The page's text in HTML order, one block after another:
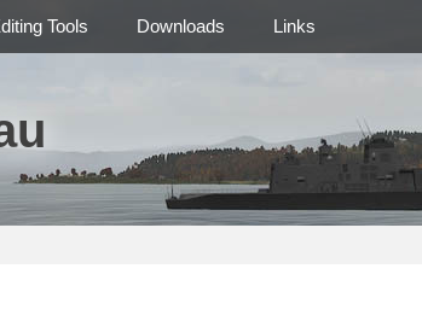
Tools Downloads Links